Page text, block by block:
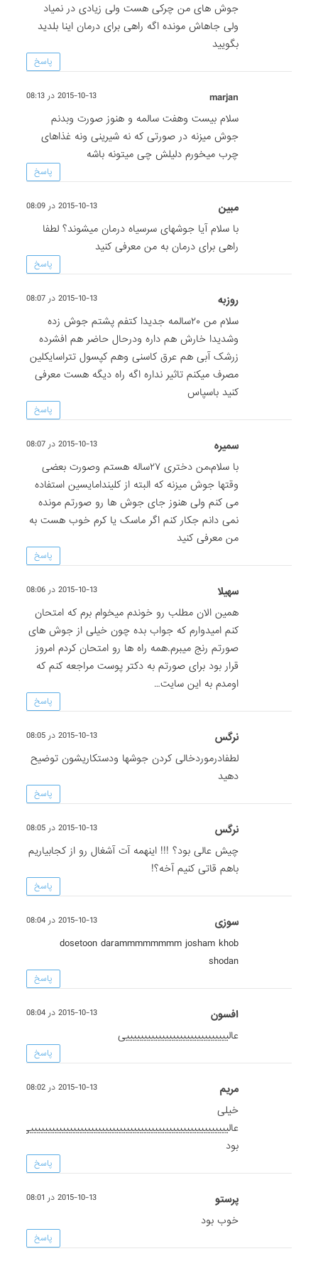
جوش های من چرکی هست ولی زیادی در نمیاد
ولی جاهاش مونده اگه راهی برای درمان اینا بلدید
بگویید
پاسخ
marjan 2015-10-13 در 08:13
سلام بیست وهفت سالمه و هنوز صورت وبدنم
جوش میزنه در صورتی که نه شیرینی ونه غذاهای
چرب میخورم دلیلش چی میتونه باشه
پاسخ
مبین 2015-10-13 در 08:09
با سلام آیا جوشهای سرسیاه درمان میشوند؟ لطفا
راهی برای درمان به من معرفی کنید
پاسخ
روزبه 2015-10-13 در 08:07
سلام من ۲۰سالمه جدیدا کتفم پشتم جوش زده
وشدیدا خارش هم داره ودرحال حاضر هم افشرده
زرشک آبی هم عرق کاسنی وهم کپسول تتراسایکلین
مصرف میکنم تاثیر نداره اگه راه دیگه هست معرفی
کنید باسپاس
پاسخ
سمیره 2015-10-13 در 08:07
با سلام،من دختری ۲۷ساله هستم وصورت بعضی
وقتها جوش میزنه که البته از کلیندامایسین استفاده
می کنم ولی هنوز جای جوش ها رو صورتم مونده
نمی دانم جکار کنم اگر ماسک یا کرم خوب هست به
من معرفی کنید
پاسخ
سهیلا 2015-10-13 در 08:06
همین الان مطلب رو خوندم میخوام برم که امتحان
کنم امیدوارم که جواب بده چون خیلی از جوش های
صورتم رنج میبرم.همه راه ها رو امتحان کردم امروز
قرار بود برای صورتم به دکتر پوست مراجعه کنم که
اومدم به این سایت…
پاسخ
نرگس 2015-10-13 در 08:05
لطفادرموردخالی کردن جوشها ودستکاریشون توضیح
دهید
پاسخ
نرگس 2015-10-13 در 08:05
چیش عالی بود؟ !!! اینهمه آت آشغال رو از کجابیاریم
باهم قاتی کنیم آخه؟!
پاسخ
سوزی 2015-10-13 در 08:04
dosetoon darammmmmmmm josham khob
shodan
پاسخ
افسون 2015-10-13 در 08:04
عالیییییییییییییییییییییییییییییی
پاسخ
مریم 2015-10-13 در 08:02
خیلی
عالییییییییییییییییییییییییییییییییییییییییییییییییییییییییی
بود
پاسخ
پرستو 2015-10-13 در 08:01
خوب بود
پاسخ